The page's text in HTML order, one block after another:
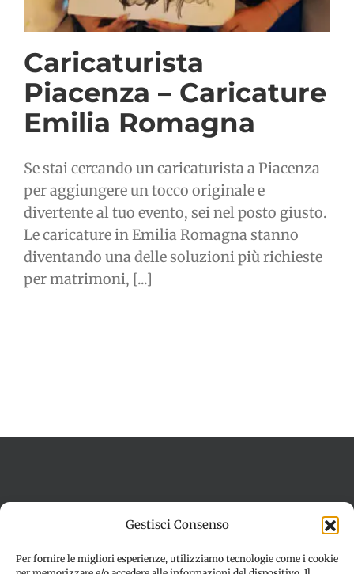
Gestisci Consenso
Per fornire le migliori esperienze, utilizziamo tecnologie come i cookie
Caricaturista
Piacenza – Caricature
Emilia Romagna
Se stai cercando un caricaturista a Piacenza
per aggiungere un tocco originale e
divertente al tuo evento, sei nel posto giusto.
Le caricature in Emilia Romagna stanno
diventando una delle soluzioni più richieste
per matrimoni, [...]
Disconoscimento